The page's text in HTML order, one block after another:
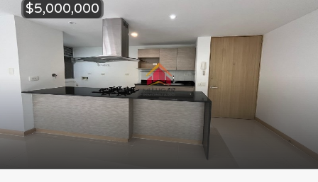
$5,000,000